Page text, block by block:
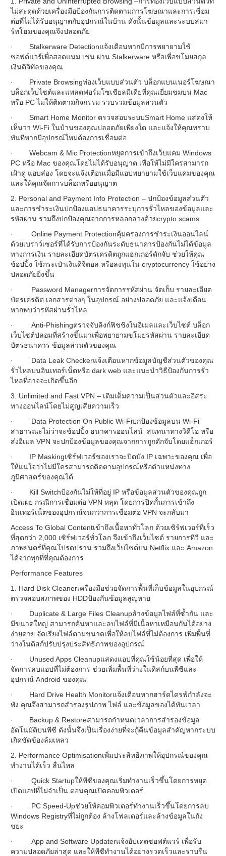
ไม่สะดุดด้วยเครื่องมือป้องกันการติดตามการโฆษณาและการเชื่อม
ต่อที่ไม่ได้รับอนุญาตกับอุปกรณ์ในบ้าน ดังนั้นข้อมูลและระบบสมา
ร์ทโฮมของคุณจึงปลอดภัย
· Stalkerware Detectionแจ้งเตือนหากมีการพยายามใช้
ซอฟต์แวร์เพื่อสอดแนม เช่น ผ่าน Stalkerware หรือเพื่อขโมยสกุล
เงินดิจิทัลของคุณ
· Private Browsingท่องเว็บแบบส่วนตัว บล็อกแบนเนอร์โฆษณา
บล็อกเว็บไซต์และแพลตฟอร์มโซเชียลมีเดียที่คุณเยี่ยมชมบน Mac
หรือ PC ไม่ให้ติดตามกิจกรรม รวบรวมข้อมูลส่วนตัว
· Smart Home Monitor ตรวจสอบระบบSmart Home แสดงให้
เห็นว่า Wi-Fi ในบ้านของคุณปลอดภัยเพียงใด และแจ้งให้คุณทราบ
ทันทีหากมีอุปกรณ์ใหม่ต้องการเชื่อมต่อ
· Webcam & Mic Protectionหยุดการเข้าถึงเว็บแคม Windows
PC หรือ Mac ของคุณโดยไม่ได้รับอนุญาต เพื่อให้ไม่มีใครสามารถ
เฝ้าดู แอบส่อง โดยจะแจ้งเตือนเมื่อมีแอปพยายามใช้เว็บแคมของคุณ
และให้คุณจัดการบล็อกหรืออนุญาต
2. Personal and Payment Info Protection – ปกป้องข้อมูลส่วนตัว
และการชำระเงินปกป้องแอปธนาคารระบุการรั่วไหลของข้อมูลและ
รหัสผ่าน รวมถึงปกป้องคุณจากการหลอกลวงด้วยcrypto scams.
· Online Payment Protectionคุ้มครองการชำระเงินออนไลน์
ด้วยเบราว์เซอร์ที่ได้รับการป้องกันระดับธนาคารป้องกันไม่ได้ข้อมูล
ทางการเงิน รายละเอียดบัตรเครดิตถูกแฮกเกอร์ดักจับ ช่วยให้คุณ
ช้อปปิ้ง ใช้กระเป๋าเงินดิจิตอล หรือลงทุนใน cryptocurrency ใช้อย่าง
ปลอดภัยยิ่งขึ้น
· Password Managerการจัดการรหัสผ่าน จัดเก็บ รายละเอียด
บัตรเครดิต เอกสารต่างๆ ในอุปกรณ์ อย่างปลอดภัย และแจ้งเตือน
หากพบว่ารหัสผ่านรั่วไหล
· Anti-Phishingตรวจจับลิงก์ฟิชชิงในอีเมลและเว็บไซต์ บล็อก
เว็บไซต์ปลอมที่สร้างขึ้นมาเพื่อพยายามขโมยรหัสผ่าน รายละเอียด
บัตรธนาคาร ข้อมูลส่วนตัวของคุณ
· Data Leak Checkerแจ้งเตือนหากข้อมูลบัญชีส่วนตัวของคุณ
รั่วไหลบนอินเทอร์เน็ตหรือ dark web และแนะนำวิธีป้องกันการรั่ว
ไหลที่อาจจะเกิดขึ้นอีก
3. Unlimited and Fast VPN – เติมเต็มความเป็นส่วนตัวและอิสระ
ทางออนไลน์โดยไม่สูญเสียความเร็ว
· Data Protection On Public Wi-Fiปกป้องข้อมูลบน Wi-Fi
สาธารณะไม่ว่าจะช้อปปิ้ง ธนาคารออนไลน์ สนทนาทางวิดีโอ หรือ
ส่งอีเมล VPN จะปกป้องข้อมูลของคุณจากการถูกดักจับโดยแฮ็กเกอร์
· IP Maskingเซิร์ฟเวอร์ของเราจะปิดบัง IP เฉพาะของคุณ เพื่อ
ให้แน่ใจว่าไม่มีใครสามารถติดตามอุปกรณ์หรือตำแหน่งทาง
ภูมิศาสตร์ของคุณได้
· Kill Switchป้องกันไม่ให้ที่อยู่ IP หรือข้อมูลส่วนตัวของคุณถูก
เปิดเผย กรณีการเชื่อมต่อ VPN หลุด โดยการปิดกั้นการเข้าถึง
อินเทอร์เน็ตของอุปกรณ์จนกว่าการเชื่อมต่อ VPN จะกลับมา
Access To Global Contentเข้าถึงเนื้อหาทั่วโลก ด้วยเซิร์ฟเวอร์ที่เร็ว
ที่สุดกว่า 2,000 เซิร์ฟเวอร์ทั่วโลก จึงเข้าถึงเว็บไซต์ รายการทีวี และ
ภาพยนตร์ที่คุณโปรดปราน รวมถึงเว็บไซต์บน Netflix และ Amazon
ได้จากทุกที่ที่คุณต้องการ
Performance Features
1. Hard Disk Cleanerเครื่องมือช่วยจัดการพื้นที่เก็บข้อมูลในอุปกรณ์
ตรวจสอบสภาพของ HDDป้องกันข้อมูลสูญหาย
· Duplicate & Large Files Cleanupล้างข้อมูลไฟล์ที่ซ้ำกัน และ
มีขนาดใหญ่ สามารถค้นหาและลบไฟล์ที่มีเนื้อหาเหมือนกันได้อย่าง
ง่ายดาย จัดเรียงไฟล์ตามขนาดเพื่อให้ลบไฟล์ที่ไม่ต้องการ เพิ่มพื้นที่
ว่างในดิสก์ปรับปรุงประสิทธิภาพของอุปกรณ์
· Unused Apps Cleanupแสดงแอปที่คุณใช้น้อยที่สุด เพื่อให้
จัดการลบแอปที่ไม่ต้องการ ช่วยเพิ่มพื้นที่ว่างในดิสก์บนพีซีและ
อุปกรณ์ Android ของคุณ
· Hard Drive Health Monitorแจ้งเตือนหากฮาร์ดไดรฟ์กำลังจะ
พัง คุณจึงสามารถสำรองรูปภาพ ไฟล์ และข้อมูลของได้ทันเวลา
· Backup & Restoreสามารถกำหนดเวลาการสำรองข้อมูล
อัตโนมัติบนพีซี ดังนั้นจึงเป็นเรื่องง่ายที่จะกู้คืนข้อมูลสำคัญหากระบบ
เกิดขัดข้องล้มเหลว
2. Performance Optimisationเพิ่มประสิทธิภาพให้อุปกรณ์ของคุณ
ทำงานได้เร็ว ลื่นไหล
· Quick Startupให้พีซีของคุณเริ่มทำงานเร็วขึ้นโดยการหยุด
เปิดแอปที่ไม่จำเป็น ตอนคุณเปิดคอมพิวเตอร์
· PC Speed-Upช่วยให้คอมพิวเตอร์ทำงานเร็วขึ้นโดยการลบ
Windows Registryที่ไม่ถูกต้อง ล้างโฟลเดอร์และล้างข้อมูลในถัง
ขยะ
· App and Software Updaterแจ้งอัปเดตซอฟต์แวร์ เพื่อรับ
ความปลอดภัยล่าสุด และให้พีซีทำงานได้อย่างรวดเร็วและราบรื่น